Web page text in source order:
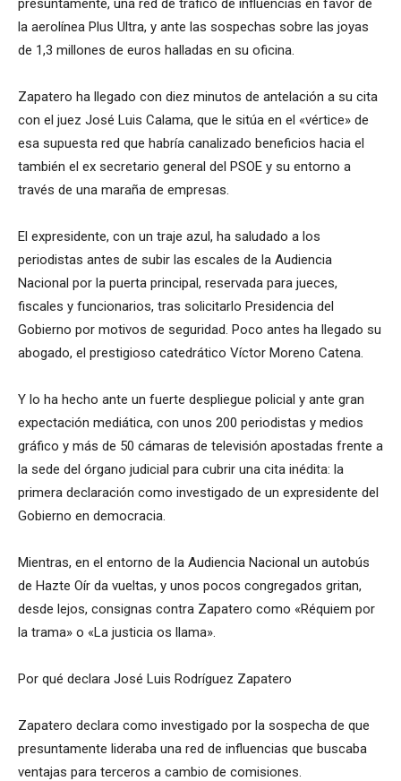
presuntamente, una red de tráfico de influencias en favor de
la aerolínea Plus Ultra, y ante las sospechas sobre las joyas
de 1,3 millones de euros halladas en su oficina.
Zapatero ha llegado con diez minutos de antelación a su cita
con el juez José Luis Calama, que le sitúa en el «vértice» de
esa supuesta red que habría canalizado beneficios hacia el
también el ex secretario general del PSOE y su entorno a
través de una maraña de empresas.
El expresidente, con un traje azul, ha saludado a los
periodistas antes de subir las escales de la Audiencia
Nacional por la puerta principal, reservada para jueces,
fiscales y funcionarios, tras solicitarlo Presidencia del
Gobierno por motivos de seguridad. Poco antes ha llegado su
abogado, el prestigioso catedrático Víctor Moreno Catena.
Y lo ha hecho ante un fuerte despliegue policial y ante gran
expectación mediática, con unos 200 periodistas y medios
gráfico y más de 50 cámaras de televisión apostadas frente a
la sede del órgano judicial para cubrir una cita inédita: la
primera declaración como investigado de un expresidente del
Gobierno en democracia.
Mientras, en el entorno de la Audiencia Nacional un autobús
de Hazte Oír da vueltas, y unos pocos congregados gritan,
desde lejos, consignas contra Zapatero como «Réquiem por
la trama» o «La justicia os llama».
Por qué declara José Luis Rodríguez Zapatero
Zapatero declara como investigado por la sospecha de que
presuntamente lideraba una red de influencias que buscaba
ventajas para terceros a cambio de comisiones.